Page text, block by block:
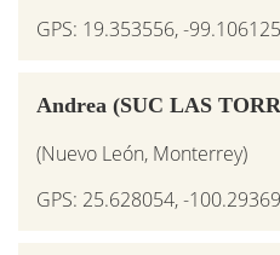
GPS: 19.353556, -99.106125
Andrea (SUC LAS
(Nuevo León, Monterrey)
GPS: 25.628054, -